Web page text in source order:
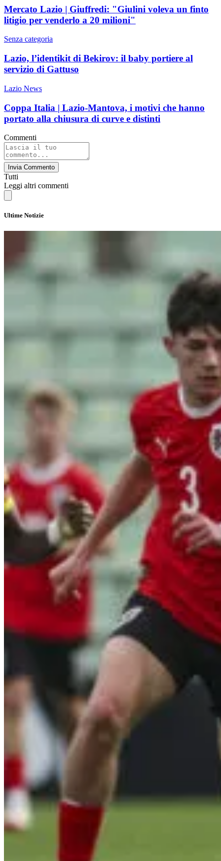
Mercato Lazio | Giuffredi: "Giulini voleva un finto
litigio per venderlo a 20 milioni"
Senza categoria
Lazio, l’identikit di Bekirov: il baby portiere al
servizio di Gattuso
Lazio News
Coppa Italia | Lazio-Mantova, i motivi che hanno
portato alla chiusura di curve e distinti
Commenti
Invia Commento
Tutti
Leggi altri commenti
Ultime Notizie